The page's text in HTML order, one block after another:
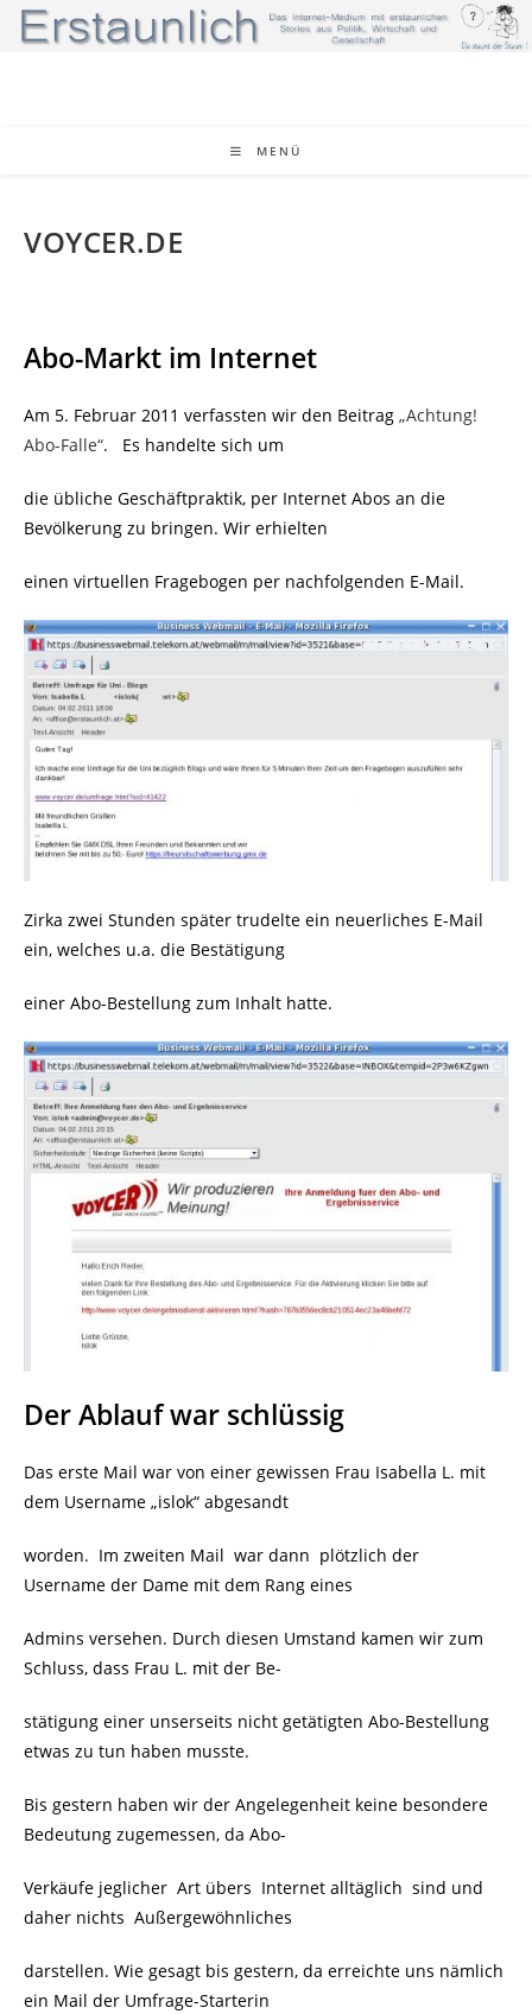
Zum
Inhalt
MENÜ
VOYCER.DE
Abo-Markt im Internet
Am 5. Februar 2011 verfassten wir den Beitrag „Achtung!
Abo-Falle“. Es handelte sich um
die übliche Geschäftpraktik, per Internet Abos an die
Bevölkerung zu bringen. Wir erhielten
einen virtuellen Fragebogen per nachfolgenden E-Mail.
Zirka zwei Stunden später trudelte ein neuerliches E-Mail
ein, welches u.a. die Bestätigung
einer Abo-Bestellung zum Inhalt hatte.
Der Ablauf war schlüssig
Das erste Mail war von einer gewissen Frau Isabella L. mit
dem Username „islok“ abgesandt
worden. Im zweiten Mail war dann plötzlich der
Username der Dame mit dem Rang eines
Admins versehen. Durch diesen Umstand kamen wir zum
Schluss, dass Frau L. mit der Be-
stätigung einer unserseits nicht getätigten Abo-Bestellung
etwas zu tun haben musste.
Bis gestern haben wir der Angelegenheit keine besondere
Bedeutung zugemessen, da Abo-
Verkäufe jeglicher Art übers Internet alltäglich sind und
daher nichts Außergewöhnliches
darstellen. Wie gesagt bis gestern, da erreichte uns nämlich
ein Mail der Umfrage-Starterin